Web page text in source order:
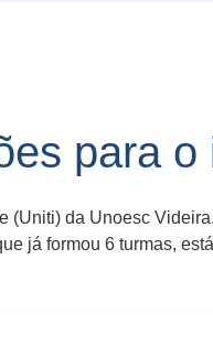
para
(Uniti) da Unoesc
já formou 6 turmas,